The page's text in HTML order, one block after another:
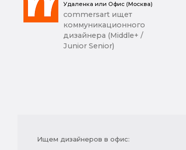
Удаленка или Офис (Москва)
commersart ищет
коммуникационного
дизайнера (Middle+ /
Junior Senior)
Ищем дизайнеров в офис: